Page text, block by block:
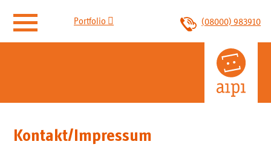
(08000) 983910
Portfolio 
E-Mail Postfächer
E-Mail Archivierung
Kontakt/Impressum